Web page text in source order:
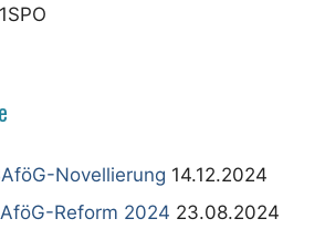
Novellierung 14.12.2024
Reform 2024 23.08.2024